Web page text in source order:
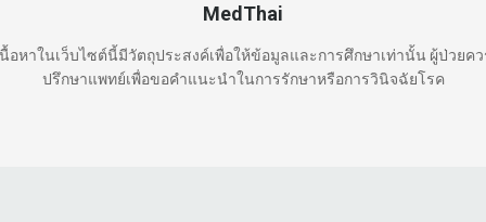
MedThai
อหาในเว็บไซต์นี้มีวัตถุประสงค์เพื่อให้ข้อมูลและการศึกษาเท่านั้น ผู้ป่วยค
ปรึกษาแพทย์เพื่อขอคำแนะนำในการรักษาหรือการวินิจฉัยโรค